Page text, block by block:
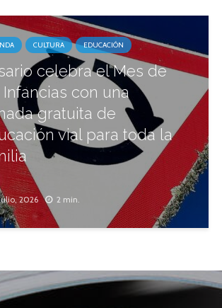
CULTURA EDUCACIÓN
celebra el Mes de
Infancias con una
gratuita de
vial para toda la
2026 2 min.